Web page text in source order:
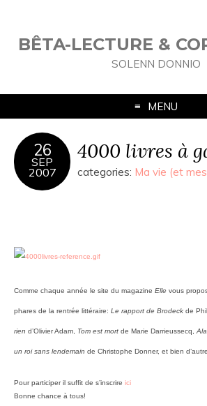
BÊTA-LECTURE &
SOLENN DONNIO
MENU
26
SEP
2007
4000 livres à
categories: Ma vie (et
Comme chaque année le site du magazine Elle vous
phares de la rentrée littéraire: Le rapport de Brodeck de
rien d’Olivier Adam, Tom est mort de Marie Darrieussecq,
un roi sans lendemain de Christophe Donner, et bien
Pour participer il suffit de s’inscrire ici
Bonne chance à tous!